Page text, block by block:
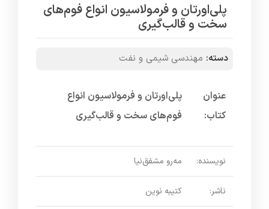
پلی‌اورتان و فرمولاسیون انواع فوم‌های
سخت و قالب‌گیری
دسته: مهندسی شیمی و نفت
عنوان
کتاب:
پلی‌اورتان و فرمولاسیون انواع
فوم‌های سخت و قالب‌گیری
نویسنده: مه‌رو مشفق‌نیا
ناشر: کتیبه نوین